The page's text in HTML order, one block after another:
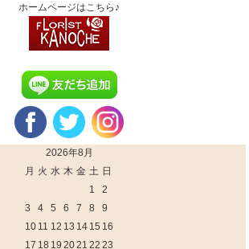
ホームページはこちら♪
2026年8月
月 火 水 木 金 土 日
1
2
3
4 5 6 7 8
9
10 11 12 13 14 15 16
17 18 19 2021 22 23